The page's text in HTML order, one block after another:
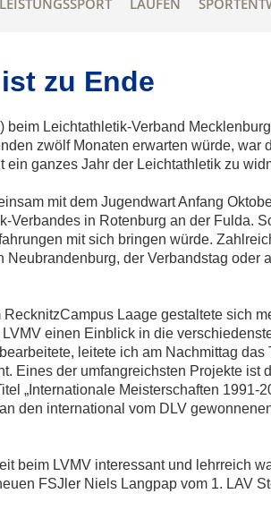
LEISTUNGSSPORT LAUFEN
zu Ende
Leichtathletik-Verband
zwölf Monaten erwarten würde, war
ganzes Jahr der Leichtathletik zu
mit dem Jugendwart Anfang
Verbandes in Rotenburg an der Fulda.
mit sich bringen würde.
der Verbandstag oder
Laage gestaltete sich
einen Einblick in die
leitete ich am Nachmittag das
Eines der umfangreichsten Projekte ist
„Internationale Meisterschaften 1991-
den international vom DLV
beim LVMV interessant und lehrreich
FSJler Niels Langpap vom 1. LAV